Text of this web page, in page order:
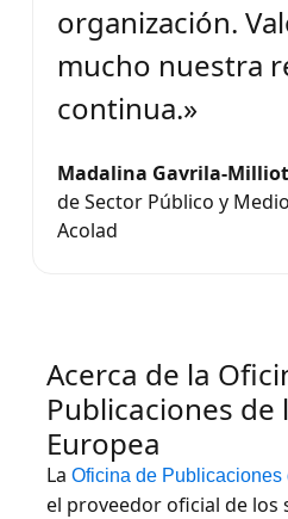
organización.
mucho nuestra
continua.»
Madalina Gavrila-Milliot
de Sector Público y
Acolad
Acerca de la
Publicaciones de
Europea
La Oficina de
el proveedor oficial de los